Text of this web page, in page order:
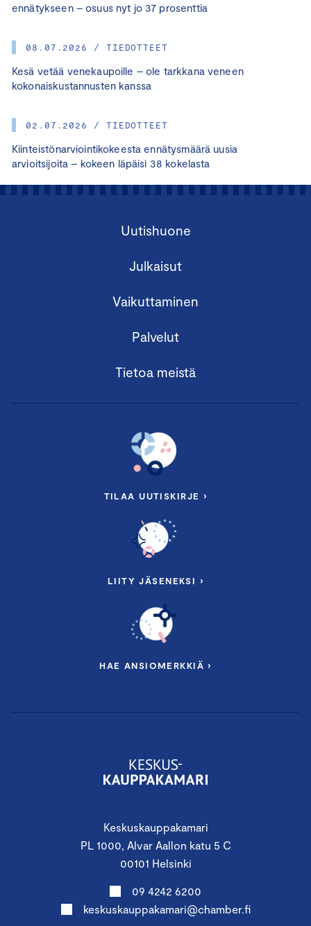
ennätykseen – osuus nyt jo 37 prosenttia
08.07.2026 / TIEDOTTEET
Kesä vetää venekaupoille – ole tarkkana veneen
kokonaiskustannusten kanssa
02.07.2026 / TIEDOTTEET
Kiinteistönarviointikokeesta ennätysmäärä uusia
arvioitsijoita – kokeen läpäisi 38 kokelasta
Keskuskauppakamari
PL 1000, Alvar Aallon katu 5 C
00101 Helsinki
09 4242 6200
keskuskauppakamari@chamber.fi
Uutishuone
Julkaisut
Vaikuttaminen
Palvelut
Tietoa meistä
TILAA UUTISKIRJE ›
LIITY JÄSENEKSI ›
HAE ANSIOMERKKIÄ ›